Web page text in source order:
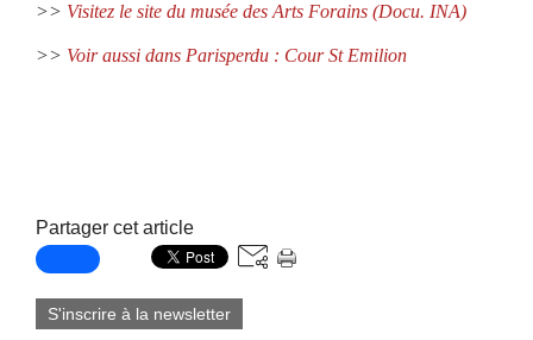
>> Visitez le site du musée des Arts Forains (Docu. INA)
>> Voir aussi dans Parisperdu : Cour St Emilion
Partager cet article
S'inscrire à la newsletter